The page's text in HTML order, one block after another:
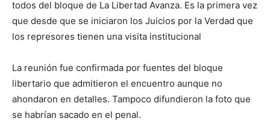
todos del bloque de La Libertad Avanza. Es la primera vez
que desde que se iniciaron los Juicios por la Verdad que
los represores tienen una visita institucional
La reunión fue confirmada por fuentes del bloque
libertario que admitieron el encuentro aunque no
ahondaron en detalles. Tampoco difundieron la foto que
se habrían sacado en el penal.